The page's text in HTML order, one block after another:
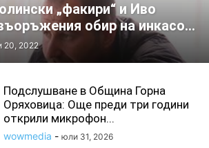
„факири“ и Иво
обир на инкасо...
20, 2022
Подслушване в Община Горна
Оряховица: Още преди три години
открили микрофон...
wowmedia - юли 31, 2026